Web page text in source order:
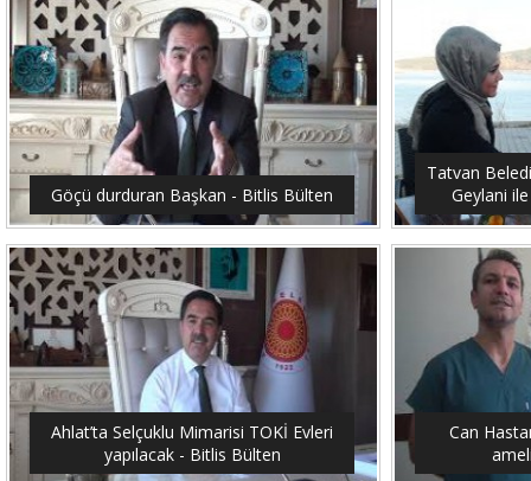
Göçü durduran Başkan - Bitlis Bülten
Tatvan
Geylani
Ahlat’ta Selçuklu Mimarisi TOKİ Evleri
yapılacak - Bitlis Bülten
Can